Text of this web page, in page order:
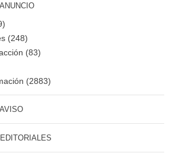
(248)
(83)
(2883)